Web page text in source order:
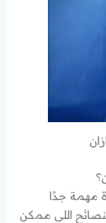
مهمة جدًا
اللي ممكن